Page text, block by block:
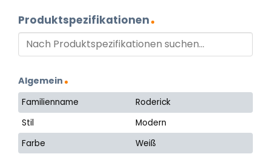
Produktspezifikationen
Algemein
Familienname
Roderick
Stil
Modern
Farbe
Weiß